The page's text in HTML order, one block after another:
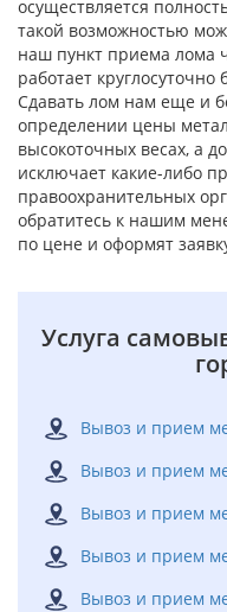
осуществляется
такой возможностью
наш пункт приема лома
работает
Сдавать лом нам еще и
определении цены
высокоточных весах, а
исключает какие-либо
правоохранительных
обратитесь к нашим
по цене и оформят
Услуга
Вывоз и прием
Вывоз и прием
Вывоз и прием
Вывоз и прием
Вывоз и прием